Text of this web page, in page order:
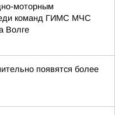
моторным
команд ГИМС МЧС
Волге
появятся более